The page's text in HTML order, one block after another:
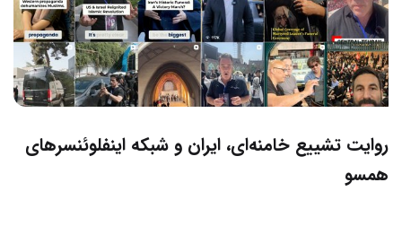
روایت تشییع خامنه‌ای، ایران و شبکه اینفلوئنسرهای
همسو